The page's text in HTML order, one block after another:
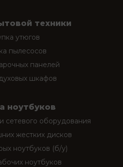
техники
утюгов
пылесосов
панелей
шкафов
ноутбуков
сетевого оборудования
жестких дисков
ноутбуков (б/у)
ноутбуков